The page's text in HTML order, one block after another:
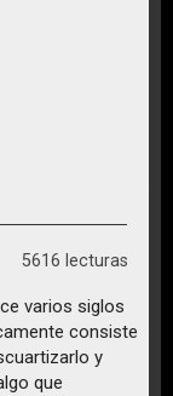
5616 lecturas
varios siglos
consiste
y
que